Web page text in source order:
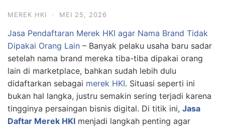
MEREK HKI · MEI 25, 2026
Jasa Pendaftaran Merek HKI agar Nama Brand Tidak
Dipakai Orang Lain – Banyak pelaku usaha baru sadar
setelah nama brand mereka tiba-tiba dipakai orang
lain di marketplace, bahkan sudah lebih dulu
didaftarkan sebagai merek HKI. Situasi seperti ini
bukan hal langka, justru semakin sering terjadi karena
tingginya persaingan bisnis digital. Di titik ini, Jasa
Daftar Merek HKI menjadi langkah penting agar